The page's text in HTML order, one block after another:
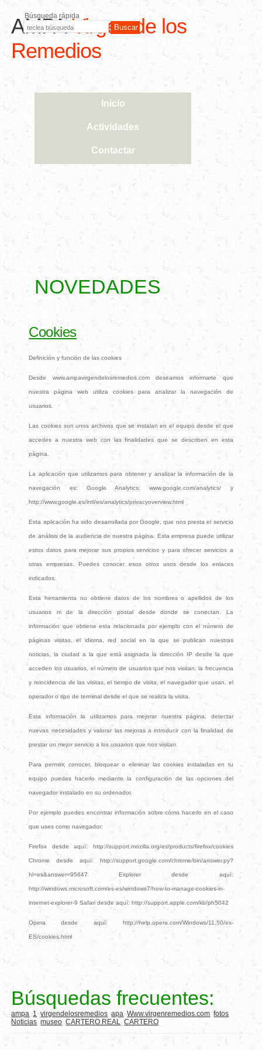
AMPAVirgen de los
Remedios
Inicio
Actividades
Contactar
Búsqueda rápida
NOVEDADES
Cookies
Definición y función de las cookies
Desde www.ampavirgendelosremedios.com deseamos informarte que
nuestra página web utiliza cookies para analizar la navegación de
usuarios.
Las cookies son unos archivos que se instalan en el equipo desde el que
accedes a nuestra web con las finalidades que se describen en esta
página.
La aplicación que utilizamos para obtener y analizar la información de la
navegación es: Google Analytics: www.google.com/analytics/ y
http://www.google.es/intl/es/analytics/privacyoverview.html
Esta aplicación ha sido desarrollada por Google, que nos presta el servicio
de análisis de la audiencia de nuestra página. Esta empresa puede utilizar
estos datos para mejorar sus propios servicios y para ofrecer servicios a
otras empresas. Puedes conocer esos otros usos desde los enlaces
indicados.
Esta herramienta no obtiene datos de los nombres o apellidos de los
usuarios ni de la dirección postal desde donde se conectan. La
información que obtiene esta relacionada por ejemplo con el número de
páginas visitas, el idioma, red social en la que se publican nuestras
noticias, la ciudad a la que está asignada la dirección IP desde la que
acceden los usuarios, el número de usuarios que nos visitan, la frecuencia
y reincidencia de las visitas, el tiempo de visita, el navegador que usan, el
operador o tipo de terminal desde el que se realiza la visita.
Esta información la utilizamos para mejorar nuestra página, detectar
nuevas necesidades y valorar las mejoras a introducir con la finalidad de
prestar un mejor servicio a los usuarios que nos visitan.
Para permitir, conocer, bloquear o eliminar las cookies instaladas en tu
equipo puedes hacerlo mediante la configuración de las opciones del
navegador instalado en su ordenador.
Por ejemplo puedes encontrar información sobre cómo hacerlo en el caso
que uses como navegador:
Firefox desde aquí: http://support.mozilla.org/es/products/firefox/cookies
Chrome desde aquí: http://support.google.com/chrome/bin/answer.py?
hl=es&answer=95647 Explorer desde aquí:
http://windows.microsoft.com/es-es/windows7/how-to-manage-cookies-in-
internet-explorer-9 Safari desde aquí: http://support.apple.com/kb/ph5042
Opera desde aquí: http://help.opera.com/Windows/11.50/es-
ES/cookies.html
Búsquedas frecuentes:
ampa 1 virgendelosremedios apa Www.virgenremedios.com fotos
Noticias museo CARTERO REAL CARTERO